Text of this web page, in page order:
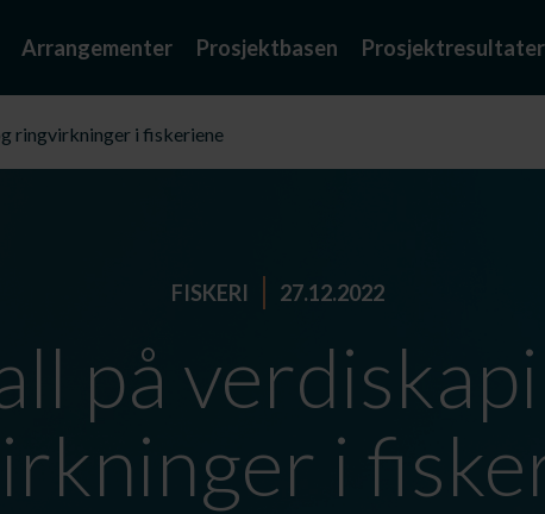
Arrangementer Prosjektbasen Prosjektresultater
ringvirkninger i fiskeriene
FISKERI 27.12.2022
på
i